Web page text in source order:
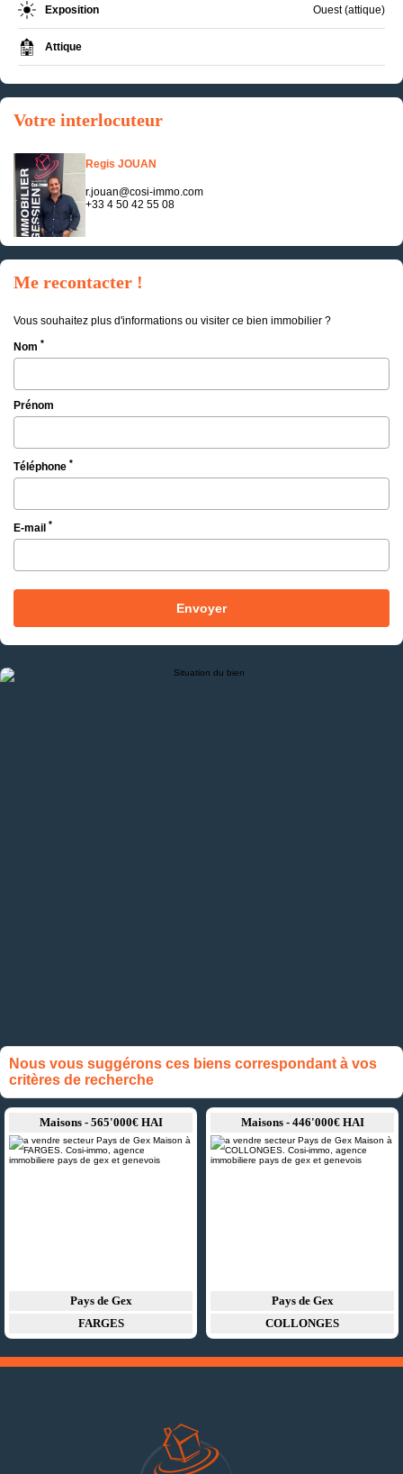
Exposition Ouest (attique)
Attique
Votre interlocuteur
Regis JOUAN
r.jouan@cosi-immo.com
+33 4 50 42 55 08
Me recontacter !
Vous souhaitez plus d'informations ou visiter ce bien immobilier ?
Nom *
Prénom
Téléphone *
E-mail *
Envoyer
Nous vous suggérons ces biens correspondant à vos
critères de recherche
Maisons - 565'000€ HAI
Pays de Gex
FARGES
Maisons - 446'000€ HAI
Pays de Gex
COLLONGES